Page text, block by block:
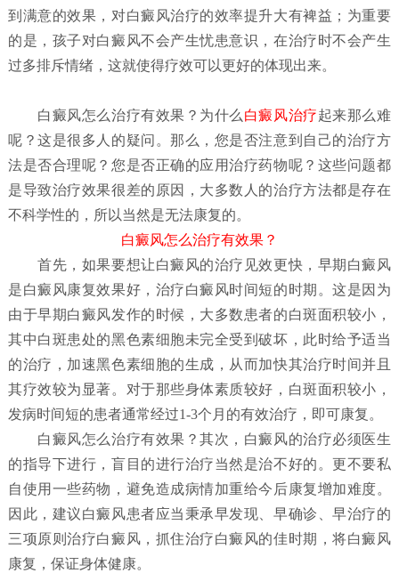
到满意的效果，对白癜风治疗的效率提升大有裨益；为重要
的是，孩子对白癜风不会产生忧患意识，在治疗时不会产生
过多排斥情绪，这就使得疗效可以更好的体现出来。
白癜风怎么治疗有效果？ 为什么 白癜风治疗起来那么难
呢？这是很多人的疑问。那么，您是否注意到自己的治疗方
法是否合理呢？您是否正确的应用治疗药物呢？这些问题都
是导致治疗效果很差的原因，大多数人的治疗方法都是存在
不科学性的，所以当然是无法康复的。
白癜风怎么治疗有效果？
首先，如果要想让白癜风的治疗见效更快，早期白癜风
是白癜风康复效果好，治疗白癜风时间短的时期。这是因为
由于早期白癜风发作的时候，大多数患者的白斑面积较小，
其中白斑患处的黑色素细胞未完全受到破坏，此时给予适当
的治疗，加速黑色素细胞的生成，从而加快其治疗时间并且
其疗效较为显著。对于那些身体素质较好，白斑面积较小，
发病时间短的患者通常经过1-3个月的有效治疗，即可康复。
白癜风怎么治疗有效果？其次，白癜风的治疗必须医生
的指导下进行，盲目的进行治疗当然是治不好的。更不要私
自使用一些药物，避免造成病情加重给今后康复增加难度。
因此，建议白癜风患者应当秉承早发现、早确诊、早治疗的
三项原则治疗白癜风，抓住治疗白癜风的佳时期，将白癜风
康复，保证身体健康。